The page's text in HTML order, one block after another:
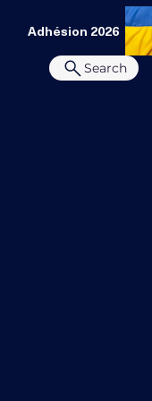
Search
Adhésion 2026